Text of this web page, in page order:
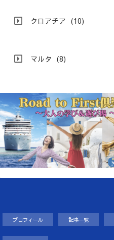
クロアチア (10)
マルタ (8)
プロフィール 記事一覧